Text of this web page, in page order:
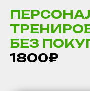
БЕЗ
1800₽